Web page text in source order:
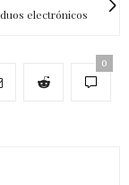
electrónicos
0